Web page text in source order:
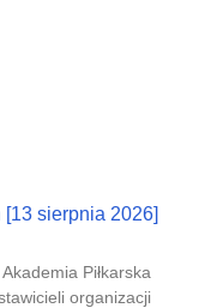
sierpnia 2026]
Piłkarska
organizacji